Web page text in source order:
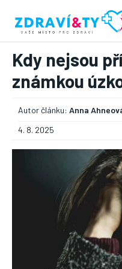
―
Kdy nejsou
známkou
Autor článku: Anna
4. 8. 2025